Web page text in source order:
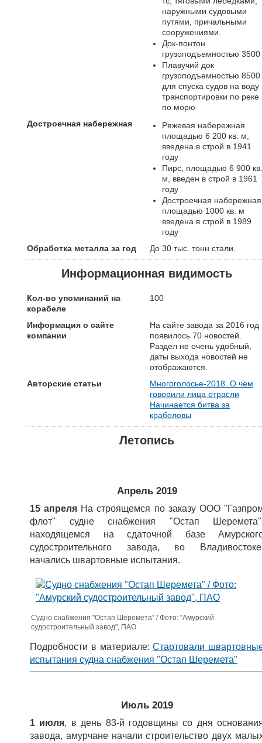
наружными судовыми
путями, причальными
сооружениями.
Док-понтон
грузоподъемностью 3500
Плавучий док
грузоподъемностью 8500
для спуска судов на воду
транспортировки по реке
по морю
Достроечная набережная
Ряжевая набережная
площадью 6 200 кв. м,
введена в строй в 1941
году
Пирс, площадью 6 900 кв.
м, введен в строй в 1961
году
Достроечная набережная
площадью 1000 кв. м
введена в строй в 1989
году
Обработка металла за год
До 30 тыс. тонн стали.
Информационная видимость
Кол-во упоминаний на
корабеле
100
Информация о сайте
компании
На сайте завода за 2016 год
появилось 70 новостей.
Раздел не очень удобный,
даты выхода новостей не
отображаются.
Авторские статьи
Многоголосье-2018. О чем
говорили лица отрасли
Начинается битва за
краболовы
Летопись
Апрель 2019
15 апреля На строящемся по заказу ООО
флот" судне снабжения "Остап
находящемся на сдаточной базе
судостроительного завода, во
начались швартовные испытания.
Судно снабжения "Остап Шеремета" / Фото: "Амурский
судостроительный завод", ПАО
Подробности в материале:Стартовали
испытания судна снабжения "Остап Шеремета"
Июль 2019
1 июля, в день 83-й годовщины со дня
завода, амурчане начали строительство двух